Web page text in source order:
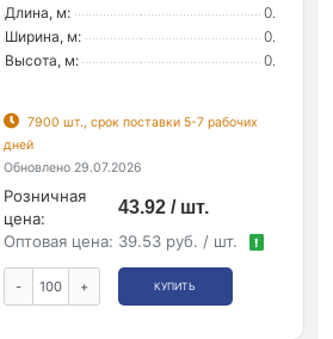
Длина, м:
0.
Ширина, м:
0.
Высота, м:
0.
7900 шт., срок поставки 5-7 рабочих
дней
Обновлено 29.07.2026
Розничная
цена:
43.92 / шт.
Оптовая цена: 39.53 руб. / шт. !
- + КУПИТЬ